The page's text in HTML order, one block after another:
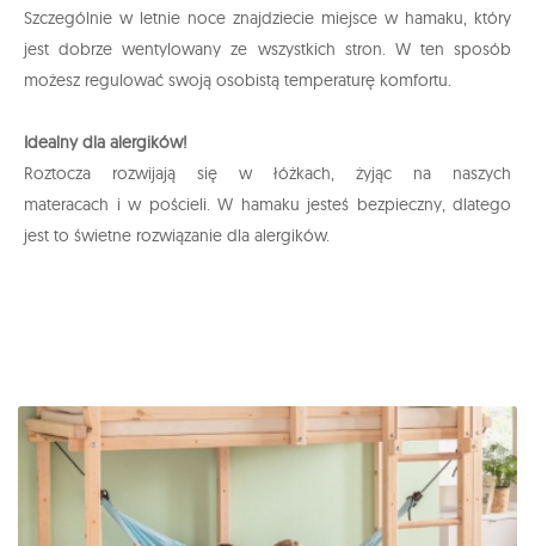
Szczególnie w letnie noce znajdziecie miejsce w hamaku, który
jest dobrze wentylowany ze wszystkich stron. W ten sposób
możesz regulować swoją osobistą temperaturę komfortu.
Idealny dla alergików!
Roztocza rozwijają się w łóżkach, żyjąc na naszych
materacach i w pościeli. W hamaku jesteś bezpieczny, dlatego
jest to świetne rozwiązanie dla alergików.